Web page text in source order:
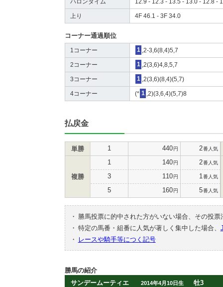
ハロンタイム 12.9 - 12.3 - 13.5 - 13.0 - 12.8 -
上り 4F 46.1 - 3F 34.0
コーナー通過順位
1コーナー 1 ,2-3,6(8,4)5,7
2コーナー 1 ,2(3,6)4,8,5,7
3コーナー 1 ,2(3,6)(8,4)(5,7)
4コーナー (* 1 ,2)(3,6,4)(5,7)8
払戻金
単勝 1 440円 2番人気
複勝
1 140円 2番人気
3 110円 1 番人気
5 160円 5番人気
・
勝馬投票に的中された方がいない場合、その投
・ 特定の馬番・組番に人気が著しく集中した場合、
・
レースや騎手等につく記号
勝馬の紹介
サンデームーティエ
2014年4月10日生 牡3